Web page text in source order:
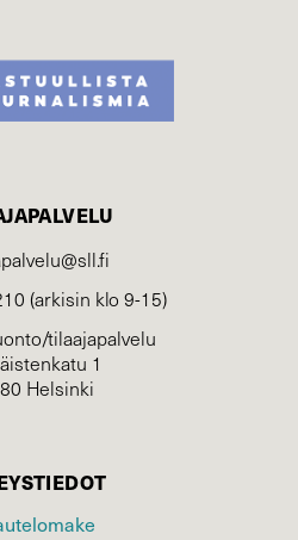
(arkisin klo 9-15)
tilaajapalvelu
1
Helsinki